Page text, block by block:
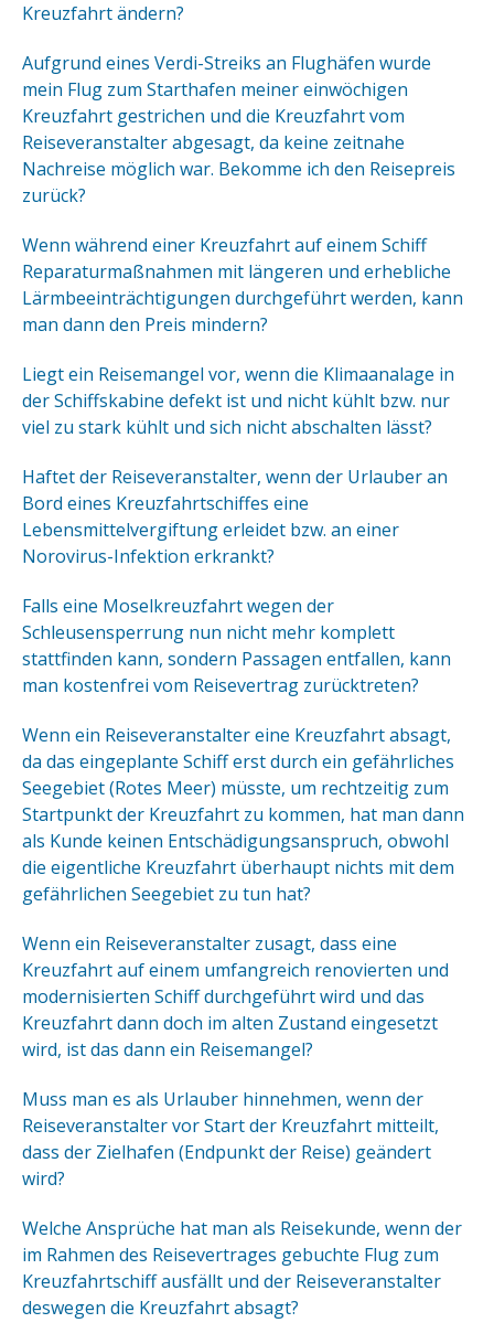
Kreuzfahrt ändern?
Aufgrund eines Verdi-Streiks an Flughäfen wurde
mein Flug zum Starthafen meiner einwöchigen
Kreuzfahrt gestrichen und die Kreuzfahrt vom
Reiseveranstalter abgesagt, da keine zeitnahe
Nachreise möglich war. Bekomme ich den Reisepreis
zurück?
Wenn während einer Kreuzfahrt auf einem Schiff
Reparaturmaßnahmen mit längeren und erhebliche
Lärmbeeinträchtigungen durchgeführt werden, kann
man dann den Preis mindern?
Liegt ein Reisemangel vor, wenn die Klimaanalage in
der Schiffskabine defekt ist und nicht kühlt bzw. nur
viel zu stark kühlt und sich nicht abschalten lässt?
Haftet der Reiseveranstalter, wenn der Urlauber an
Bord eines Kreuzfahrtschiffes eine
Lebensmittelvergiftung erleidet bzw. an einer
Norovirus-Infektion erkrankt?
Falls eine Moselkreuzfahrt wegen der
Schleusensperrung nun nicht mehr komplett
stattfinden kann, sondern Passagen entfallen, kann
man kostenfrei vom Reisevertrag zurücktreten?
Wenn ein Reiseveranstalter eine Kreuzfahrt absagt,
da das eingeplante Schiff erst durch ein gefährliches
Seegebiet (Rotes Meer) müsste, um rechtzeitig zum
Startpunkt der Kreuzfahrt zu kommen, hat man dann
als Kunde keinen Entschädigungsanspruch, obwohl
die eigentliche Kreuzfahrt überhaupt nichts mit dem
gefährlichen Seegebiet zu tun hat?
Wenn ein Reiseveranstalter zusagt, dass eine
Kreuzfahrt auf einem umfangreich renovierten und
modernisierten Schiff durchgeführt wird und das
Kreuzfahrt dann doch im alten Zustand eingesetzt
wird, ist das dann ein Reisemangel?
Muss man es als Urlauber hinnehmen, wenn der
Reiseveranstalter vor Start der Kreuzfahrt mitteilt,
dass der Zielhafen (Endpunkt der Reise) geändert
wird?
Welche Ansprüche hat man als Reisekunde, wenn der
im Rahmen des Reisevertrages gebuchte Flug zum
Kreuzfahrtschiff ausfällt und der Reiseveranstalter
deswegen die Kreuzfahrt absagt?